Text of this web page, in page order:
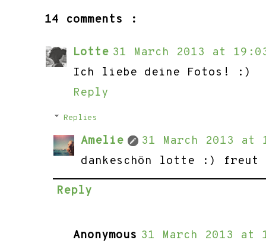
14 comments :
Lotte 31 March 2013 at
Ich liebe deine Fotos! :)
Reply
Replies
Amelie
31 March 2013 at
dankeschön lotte :)
Reply
Anonymous 31 March 2013 at